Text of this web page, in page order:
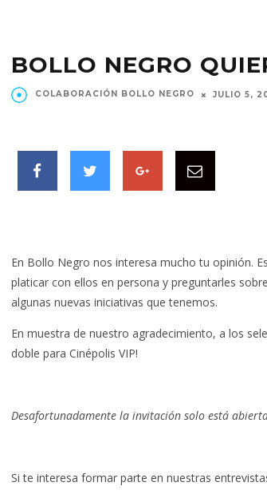
BOLLO NEGRO
COLABORACIÓN BOLLO NEGRO JULIO 5,
En Bollo Negro nos interesa mucho tu opinión.
platicar con ellos en persona y preguntarles
algunas nuevas iniciativas que tenemos.
En muestra de nuestro agradecimiento, a los
doble para Cinépolis VIP!
Desafortunadamente la invitación solo está
Si te interesa formar parte en nuestras